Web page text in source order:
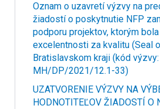
Oznam o uzavretí výzvy na
žiadostí o poskytnutie NFP
podporu projektov, ktorým
excelentnosti za kvalitu (Seal
Bratislavskom kraji (kód
MH/DP/2021/12.1-33)
UZATVORENIE VÝZVY NA
HODNOTITEĽOV ŽIADOSTÍ O